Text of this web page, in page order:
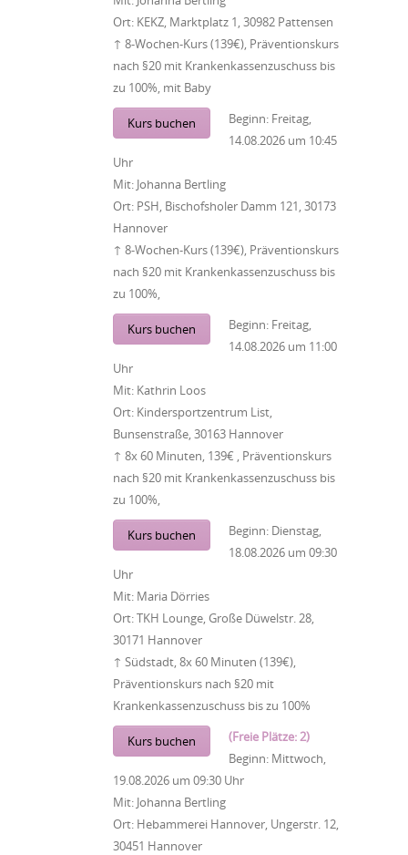
Ort: KEKZ, Marktplatz 1, 30982 Pattensen
↑ 8-Wochen-Kurs (139€), Präventionskurs
nach §20 mit Krankenkassenzuschuss bis
zu 100%, mit Baby
Kurs buchen Beginn: Freitag,
14.08.2026 um 10:45
Uhr
Mit: Johanna Bertling
Ort: PSH, Bischofsholer Damm 121, 30173
Hannover
↑ 8-Wochen-Kurs (139€), Präventionskurs
nach §20 mit Krankenkassenzuschuss bis
zu 100%,
Kurs buchen Beginn: Freitag,
14.08.2026 um 11:00
Uhr
Mit: Kathrin Loos
Ort: Kindersportzentrum List,
Bunsenstraße, 30163 Hannover
↑ 8x 60 Minuten, 139€ , Präventionskurs
nach §20 mit Krankenkassenzuschuss bis
zu 100%,
Kurs buchen Beginn: Dienstag,
18.08.2026 um 09:30
Uhr
Mit: Maria Dörries
Ort:TKH Lounge, Große Düwelstr. 28,
30171 Hannover
↑ Südstadt, 8x 60 Minuten (139€),
Präventionskurs nach §20 mit
Krankenkassenzuschuss bis zu 100%
Kurs buchen
(Freie Plätze: 2)
Beginn: Mittwoch,
19.08.2026 um 09:30 Uhr
Mit: Johanna Bertling
Ort: Hebammerei Hannover, Ungerstr. 12,
30451 Hannover